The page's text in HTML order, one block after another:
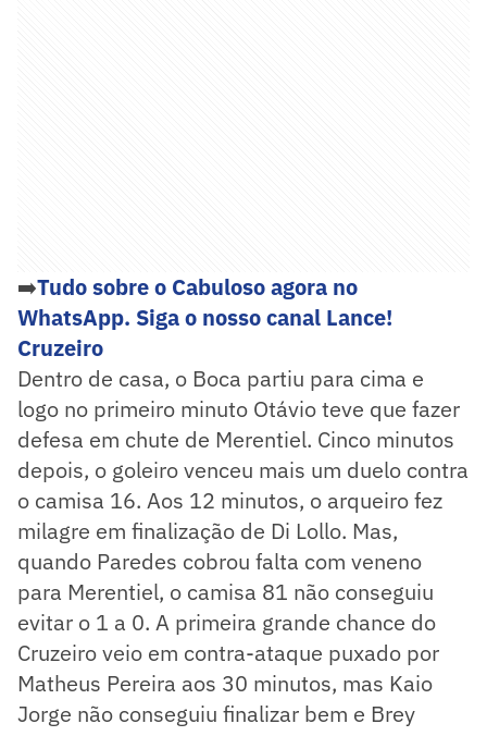
➡️Tudo sobre o Cabuloso agora no
WhatsApp. Siga o nosso canal Lance!
Cruzeiro
Dentro de casa, o Boca partiu para cima e
logo no primeiro minuto Otávio teve que fazer
defesa em chute de Merentiel. Cinco minutos
depois, o goleiro venceu mais um duelo contra
o camisa 16. Aos 12 minutos, o arqueiro fez
milagre em finalização de Di Lollo. Mas,
quando Paredes cobrou falta com veneno
para Merentiel, o camisa 81 não conseguiu
evitar o 1 a 0. A primeira grande chance do
Cruzeiro veio em contra-ataque puxado por
Matheus Pereira aos 30 minutos, mas Kaio
Jorge não conseguiu finalizar bem e Brey